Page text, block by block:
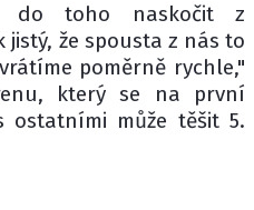
do toho naskočit z
jistý, že spousta z nás to
poměrně rychle,"
který se na první
ostatními může těšit 5.